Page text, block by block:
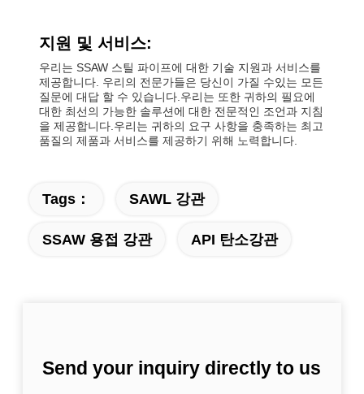
지원 및 서비스:
우리는 SSAW 스틸 파이프에 대한 기술 지원과 서비스를
제공합니다. 우리의 전문가들은 당신이 가질 수있는 모든
질문에 대답 할 수 있습니다.우리는 또한 귀하의 필요에
대한 최선의 가능한 솔루션에 대한 전문적인 조언과 지침
을 제공합니다.우리는 귀하의 요구 사항을 충족하는 최고
품질의 제품과 서비스를 제공하기 위해 노력합니다.
Tags： SAWL 강관
SSAW 용접 강관 API 탄소강관
Send your inquiry directly to us